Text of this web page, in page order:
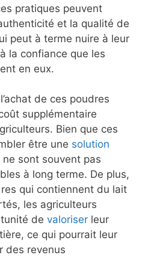
pratiques peuvent
et la qualité de
peut à terme nuire à leur
la confiance que les
en eux.
de ces poudres
supplémentaire
Bien que ces
être une solution
ne sont souvent pas
à long terme. De plus,
qui contiennent du lait
les agriculteurs
de valoriser leur
ce qui pourrait leur
des revenus